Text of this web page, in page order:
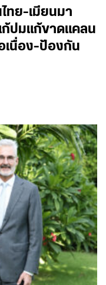
ทย-เมียนมา
ก้ปมแก้ขาดแคลน
เนื่อง-ป้องกัน